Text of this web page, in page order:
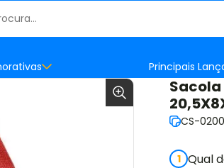
Principais
CS-
1 Qual